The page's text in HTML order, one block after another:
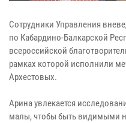
Сотрудники Управления
по Кабардино-Балкарской
всероссийской
рамках которой исполнили
Архестовых.
Арина увлекается
малы, чтобы быть видимыми